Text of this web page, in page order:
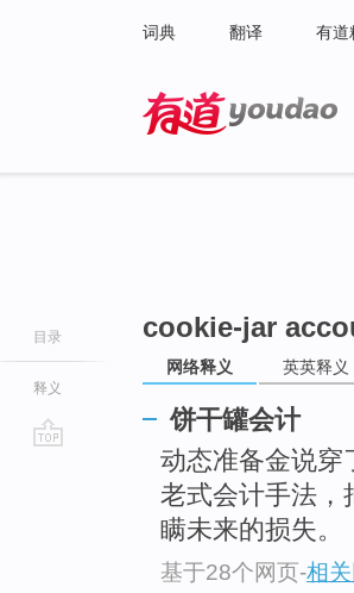
词典 翻译 有道
目录
释义
cookie-jar
网络释义 英英释义
饼干罐会计
动态准备金说穿
老式会计手法，
瞒未来的损失。
基于28个网页-相